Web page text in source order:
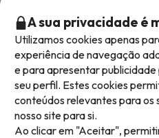
Métodos de pagamento
A sua privacidade é
Utilizamos cookies apenas
experiência de navegação
e para apresentar
seu perfil. Estes cookies
conteúdos relevantes para os
nosso site para si.
Ao clicar em "Aceitar",